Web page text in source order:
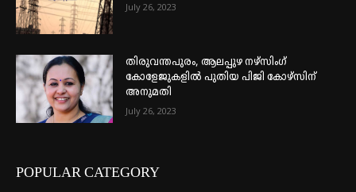
July 26, 2023
തിരുവന്തപുരം, ആലപ്പുഴ നഴ്‌സിംഗ്
കോളേജുകളില്‍ പുതിയ പിജി കോഴ്‌സിന്
അനുമതി
July 26, 2023
POPULAR CATEGORY